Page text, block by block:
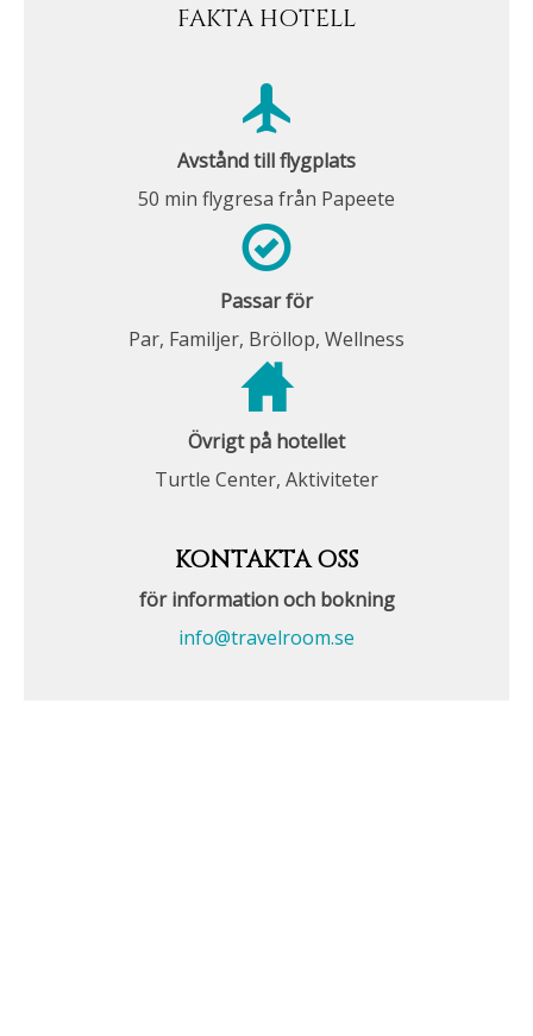
FAKTA HOTELL
Avstånd till flygplats
50 min flygresa från Papeete
Passar för
Par, Familjer, Bröllop, Wellness
Övrigt på hotellet
Turtle Center, Aktiviteter
KONTAKTA OSS
för information och bokning
info@travelroom.se